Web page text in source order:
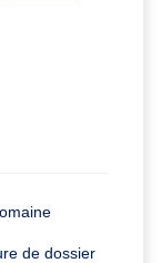
de dossier